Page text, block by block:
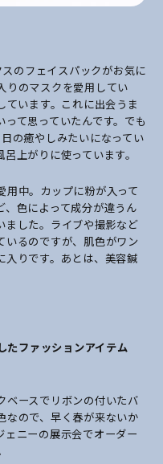
のフェイスパックがお気に
りのマスクを愛用してい
ています。これに出会うま
て思っていたんです。でも
の癒やしみたいになってい
上がりに使っています。
用中。カップに粉が入って
、色によって成分が違うん
ました。ライブや撮影など
いるのですが、肌色がワン
入りです。あとは、美容鍼
ファッションアイテム
ベースでリボンの付いたバ
なので、早く春が来ないか
ェニーの展示会でオーダー